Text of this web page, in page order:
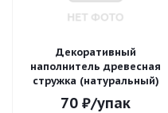
Декоративный
наполнитель древесная
стружка (натуральный)
70 ₽/упак